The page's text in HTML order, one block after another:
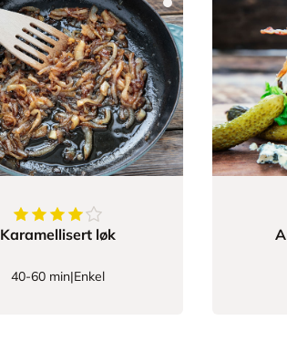
4.9523809523809526
Karamellisert løk
40-60 min|Enkel